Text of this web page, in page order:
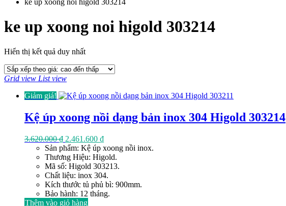
ke up xoong noi higold 303214
Hiển thị kết quả duy nhất
Grid view List view
Giảm giá!
Kệ úp xoong nồi dạng bản inox 304 Higold 303214
3.620.000₫ Giá
gốc
là:
3.620.000 ₫.
2.461.600 ₫Giá
hiện
tại
là:
2.461.600 ₫.
Sản phẩm: Kệ úp xoong nồi inox.
Thương Hiệu: Higold.
Mã số: Higold 303213.
Chất liệu: inox 304.
Kích thước tủ phủ bì: 900mm.
Bảo hành: 12 tháng.
Thêm vào giỏ hàng